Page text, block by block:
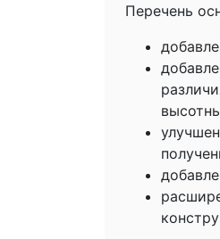
Перечень